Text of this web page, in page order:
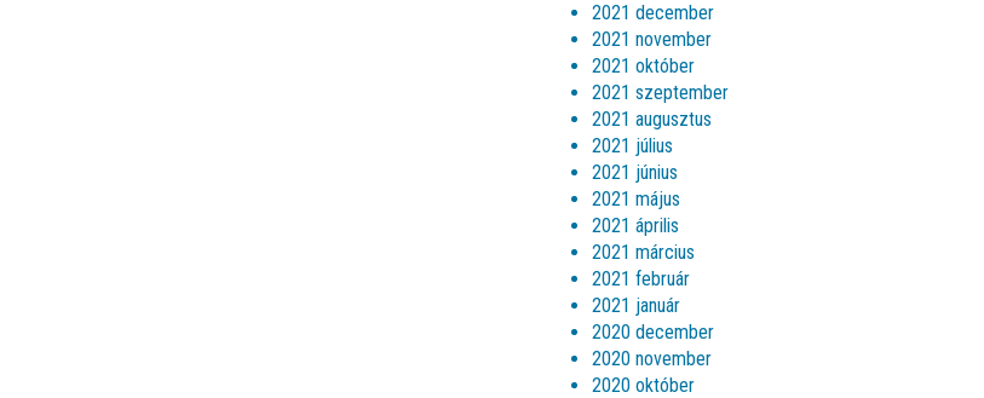
2021 december
2021 november
2021 október
2021 szeptember
2021 augusztus
2021 július
2021 június
2021 május
2021 április
2021 március
2021 február
2021 január
2020 december
2020 november
2020 október